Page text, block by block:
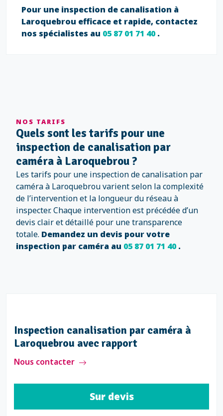
Pour une inspection de canalisation à
Laroquebrou efficace et rapide, contactez
nos spécialistes au 05 87 01 71 40.
NOS TARIFS
Quels sont les tarifs pour une
inspection de canalisation par
caméra à Laroquebrou ?
Les tarifs pour une inspection de canalisation par
caméra à Laroquebrou varient selon la complexité
de l’intervention et la longueur du réseau à
inspecter. Chaque intervention est précédée d’un
devis clair et détaillé pour une transparence
totale. Demandez un devis pour votre
inspection par caméra au 05 87 01 71 40.
Inspection canalisation par caméra à
Laroquebrou sans rapport
Nous contacter
Sur devis